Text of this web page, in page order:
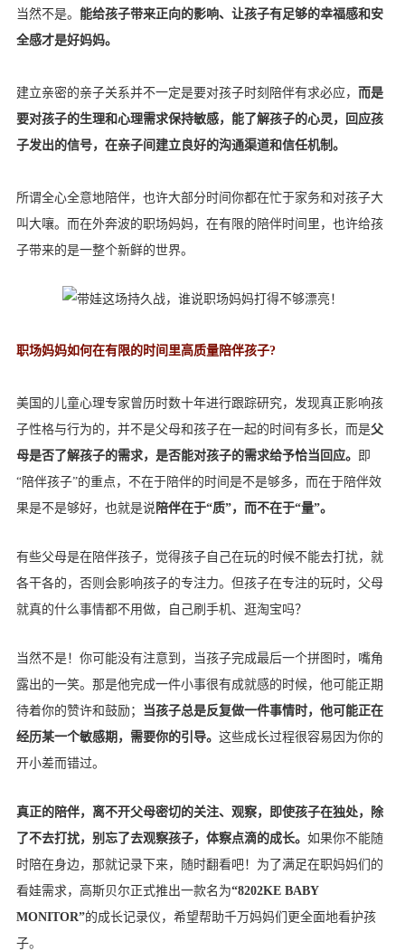
当然不是。 能给孩子带来正向的影响、让孩子有足够的幸福感和安
全感才是好妈妈。
建立亲密的亲子关系并不一定是要对孩子时刻陪伴有求必应， 而是
要对孩子的生理和心理需求保持敏感，能了解孩子的心灵，回应孩
子发出的信号，在亲子间建立良好的沟通渠道和信任机制。
所谓全心全意地陪伴，也许大部分时间你都在忙于家务和对孩子大
叫大嚷。而在外奔波的职场妈妈，在有限的陪伴时间里，也许给孩
子带来的是一整个新鲜的世界。
职场妈妈如何在有限的时间里高质量陪伴孩子?
美国的儿童心理专家曾历时数十年进行跟踪研究，发现真正影响孩
子性格与行为的，并不是父母和孩子在一起的时间有多长，而是父
母是否了解孩子的需求，是否能对孩子的需求给予恰当回应。
即
“陪伴孩子”的重点，不在于陪伴的时间是不是够多，而在于陪伴效
果是不是够好，也就是说陪伴在于“质”，而不在于“量”。
有些父母是在陪伴孩子，觉得孩子自己在玩的时候不能去打扰，就
各干各的，否则会影响孩子的专注力。但孩子在专注的玩时，父母
就真的什么事情都不用做，自己刷手机、逛淘宝吗？
当然不是！你可能没有注意到，当孩子完成最后一个拼图时，嘴角
露出的一笑。那是他完成一件小事很有成就感的时候，他可能正期
待着你的赞许和鼓励； 当孩子总是反复做一件事情时，他可能正在
经历某一个敏感期，需要你的引导。 这些成长过程很容易因为你的
开小差而错过。
真正的陪伴，离不开父母密切的关注、观察，即使孩子在独处，除
了不去打扰，别忘了去观察孩子，体察点滴的成长。 如果你不能随
时陪在身边，那就记录下来，随时翻看吧！为了满足在职妈妈们的
看娃需求， 高斯贝尔正式推出一款名为“8202KE BABY
MONITOR”的成长记录仪，希望帮助千万妈妈们更全面地看护孩
子。